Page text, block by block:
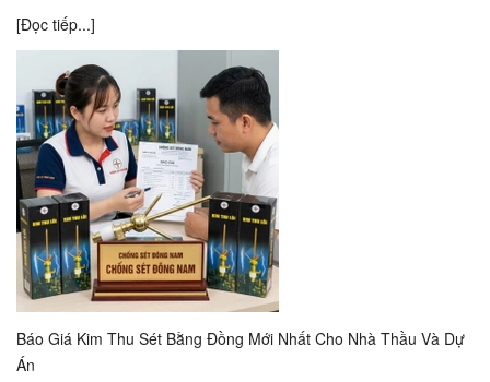
[Đọc tiếp...]
Báo Giá Kim Thu Sét Bằng Đồng Mới Nhất Cho Nhà Thầu Và Dự
Án